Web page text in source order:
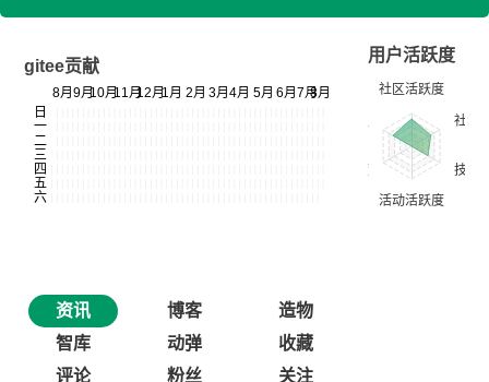
gitee贡献
用户活跃度
资讯 博客
造物
智库
动弹
收藏
评论
粉丝 关注